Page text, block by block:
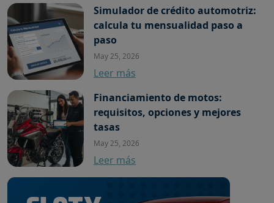
Simulador de crédito automotriz:
calcula tu mensualidad paso a
paso
May 25, 2026
Leer más
Financiamiento de motos:
requisitos, opciones y mejores
tasas
May 25, 2026
Leer más